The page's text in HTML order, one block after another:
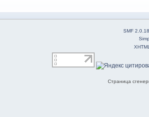
SMF 2.0.18
Страница